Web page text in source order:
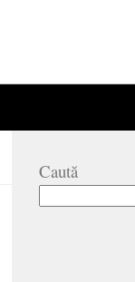
Caută